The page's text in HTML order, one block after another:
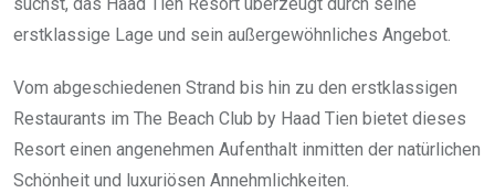
erstklassige Lage und sein außergewöhnliches Angebot.
Vom abgeschiedenen Strand bis hin zu den erstklassigen
Restaurants im The Beach Club by Haad Tien bietet dieses
Resort einen angenehmen Aufenthalt inmitten der natürlichen
Schönheit und luxuriösen Annehmlichkeiten.